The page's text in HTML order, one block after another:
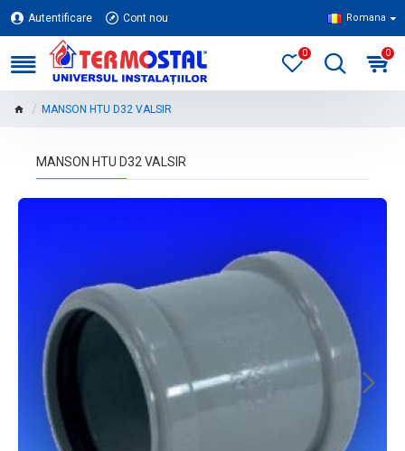
Autentificare Cont nou Romana
0 0
MANSON HTU D32 VALSIR
MANSON HTU D32 VALSIR